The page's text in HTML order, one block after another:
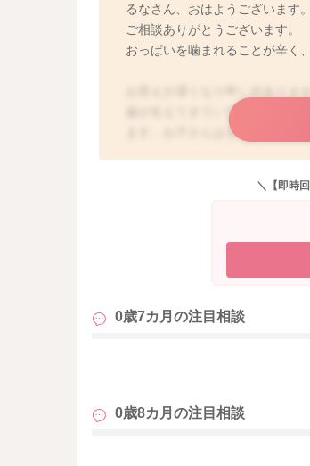
るなさん、おはようございます。
ご相談ありがとうございます。
おっぱいを噛まれることが辛く
歯が生えてきていて、歯茎がむ
ます。お子さんはまだ、噛んで
なかなか噛むことをすぐにやめ
していただきカミカミしてもら
されてみてください。お子さん
また、噛んだ時には、授乳をす
していました。お子さんは、お
もらえなくなるということを学
また、鼻をつまむのもいいで
乳で搾る量を調整していってい
乳で十分な量にならない場合
お子さんは哺乳瓶を嫌がる場合
くなってくるかと思いますよ。
＼【即時
0歳7カ月の注目相談
0歳8カ月の注目相談